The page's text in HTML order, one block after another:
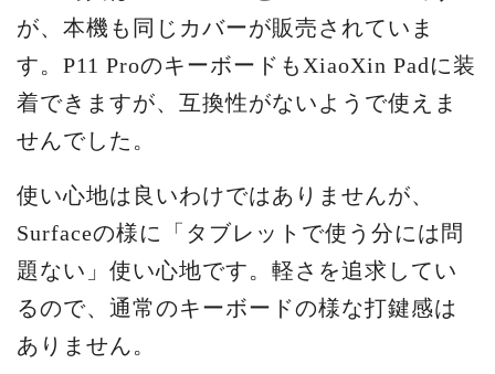
が、本機も同じカバーが販売されていま
す。P11 ProのキーボードもXiaoXin Padに装
着できますが、互換性がないようで使えま
せんでした。
使い心地は良いわけではありませんが、
Surfaceの様に「タブレットで使う分には問
題ない」使い心地です。軽さを追求してい
るので、通常のキーボードの様な打鍵感は
ありません。